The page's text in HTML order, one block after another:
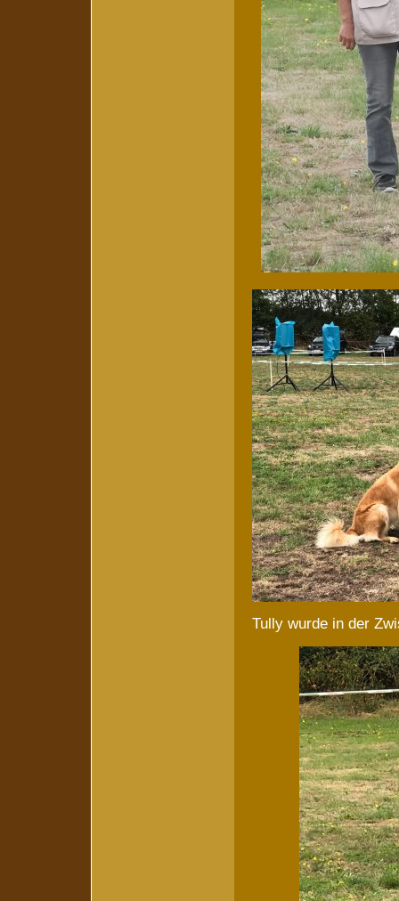
Tully wurde in der